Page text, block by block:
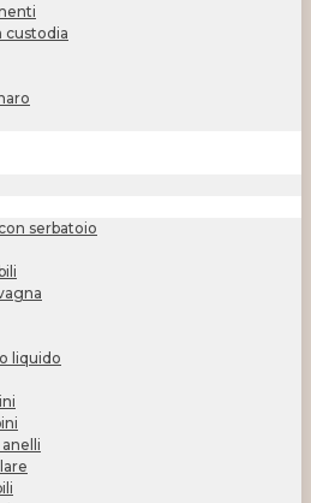
custodia
serbatoio
liquido